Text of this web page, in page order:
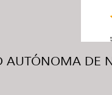
AUTÓNOMA DE